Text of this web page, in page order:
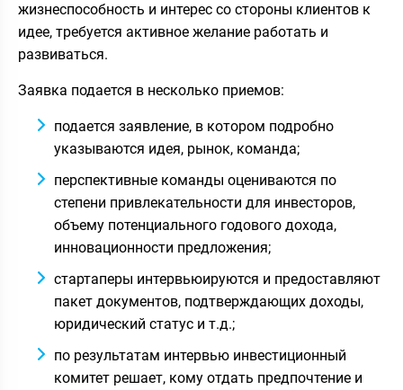
жизнеспособность и интерес со стороны клиентов к
идее, требуется активное желание работать и
развиваться.
Заявка подается в несколько приемов:
подается заявление, в котором подробно
указываются идея, рынок, команда;
перспективные команды оцениваются по
степени привлекательности для инвесторов,
объему потенциального годового дохода,
инновационности предложения;
стартаперы интервьюируются и предоставляют
пакет документов, подтверждающих доходы,
юридический статус и т.д.;
по результатам интервью инвестиционный
комитет решает, кому отдать предпочтение и